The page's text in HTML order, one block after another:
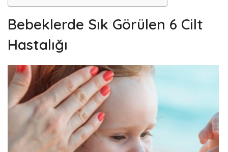
Bebeklerde Sık Görülen 6 Cilt
Hastalığı